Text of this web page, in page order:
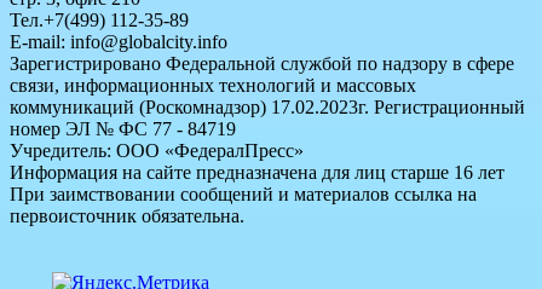
Тел.+7(499) 112-35-89
E-mail: info@globalcity.info
Зарегистрировано Федеральной службой по надзору в сфере
связи, информационных технологий и массовых
коммуникаций (Роскомнадзор) 17.02.2023г. Регистрационный
номер ЭЛ № ФС 77 - 84719
Учредитель: ООО «ФедералПресс»
Информация на сайте предназначена для лиц старше 16 лет
При заимствовании сообщений и материалов ссылка на
первоисточник обязательна.